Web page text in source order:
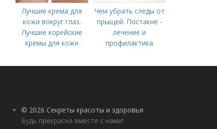
Лучшие крема для
кожи вокруг глаз.
Лучшие корейские
кремы для кожи
году
Чем убрать следы от
прыщей. Постакне -
лечение и
профилактика
© 2026 Секреты красоты и здоровья
Будь прекрасна вместе с нами!